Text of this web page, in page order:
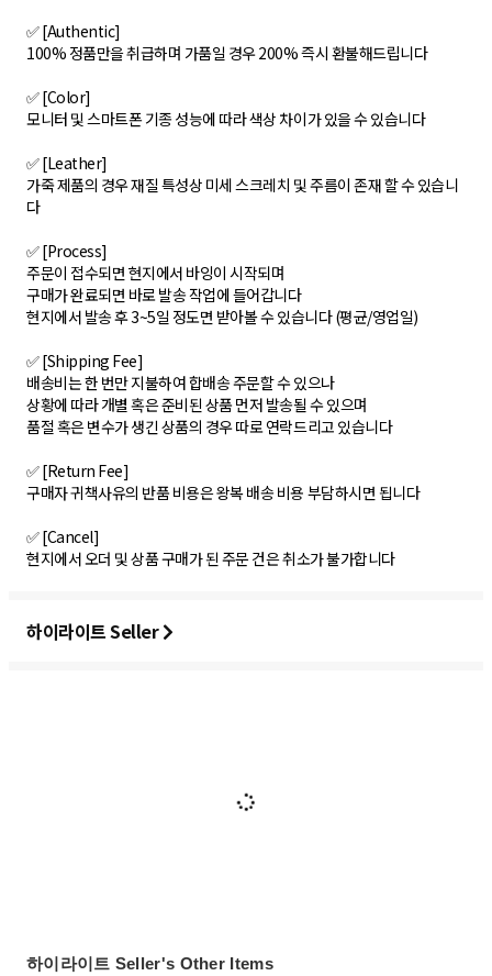
✅ [Authentic]
100% 정품만을 취급하며 가품일 경우 200% 즉시 환불해드립니다
✅ [Color]
모니터 및 스마트폰 기종 성능에 따라 색상 차이가 있을 수 있습니다
✅ [Leather]
가죽 제품의 경우 재질 특성상 미세 스크레치 및 주름이 존재 할 수 있습니
다
✅ [Process]
주문이 접수되면 현지에서 바잉이 시작되며
구매가 완료되면 바로 발송 작업에 들어갑니다
현지에서 발송 후 3~5일 정도면 받아볼 수 있습니다 (평균/영업일)
✅ [Shipping Fee]
배송비는 한 번만 지불하여 합배송 주문할 수 있으나
상황에 따라 개별 혹은 준비된 상품 먼저 발송될 수 있으며
품절 혹은 변수가 생긴 상품의 경우 따로 연락드리고 있습니다
✅ [Return Fee]
구매자 귀책사유의 반품 비용은 왕복 배송 비용 부담하시면 됩니다
✅ [Cancel]
현지에서 오더 및 상품 구매가 된 주문 건은 취소가 불가합니다
하이라이트 Seller
하이라이트 Seller's Other Items